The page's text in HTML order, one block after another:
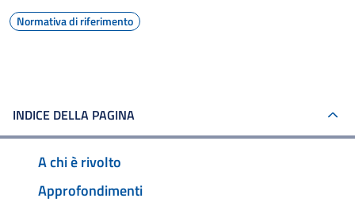
Normativa di riferimento
INDICE DELLA PAGINA
A chi è rivolto
Approfondimenti